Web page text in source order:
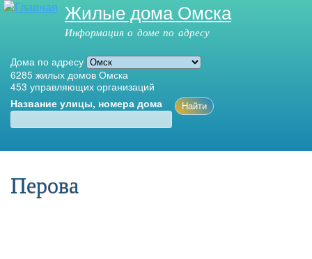
Перейти к
основному
Жилые дома Омска
Информация о доме по адресу
Дома по адресу
6285 жилых домов Омска
453 управляющих организаций
Название улицы, номера дома
Перова